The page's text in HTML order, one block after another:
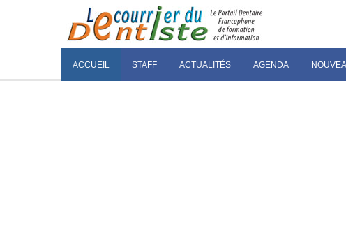
ACCUEIL STAFF ACTUALITÉS AGENDA